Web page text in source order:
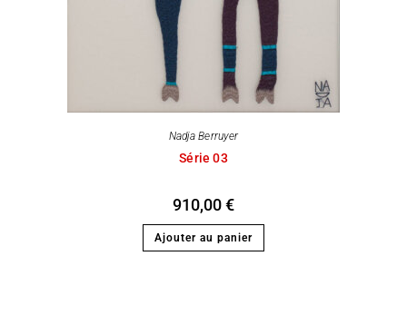
Nadja Berruyer
Série 03
910,00€
Ajouter au panier